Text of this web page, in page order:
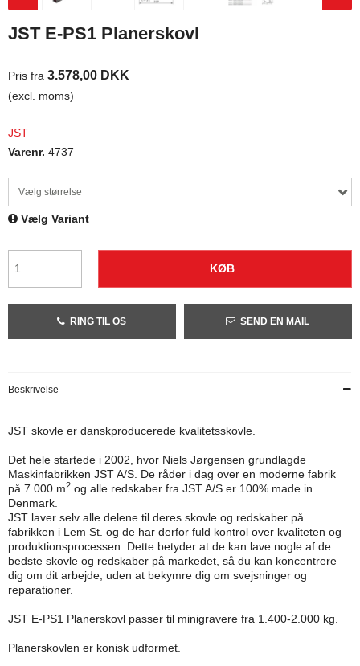
JST E-PS1 Planerskovl
Pris fra 3.578,00 DKK
(excl. moms)
JST
Varenr. 4737
Vælg størrelse
Vælg Variant
KØB
RING TIL OS SEND EN MAIL
Beskrivelse
JST skovle er danskproducerede kvalitetsskovle.
Det hele startede i 2002, hvor Niels Jørgensen grundlagde
Maskinfabrikken JST A/S. De råder i dag over en moderne fabrik
på 7.000 m2 og alle redskaber fra JST A/S er 100% made in
Denmark.
JST laver selv alle delene til deres skovle og redskaber på
fabrikken i Lem St. og de har derfor fuld kontrol over kvaliteten og
produktionsprocessen. Dette betyder at de kan lave nogle af de
bedste skovle og redskaber på markedet, så du kan koncentrere
dig om dit arbejde, uden at bekymre dig om svejsninger og
reparationer.
JST E-PS1 Planerskovl passer til minigravere fra 1.400-2.000 kg.
Planerskovlen er konisk udformet.